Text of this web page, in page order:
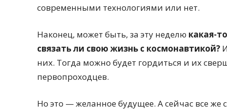
современными технологиями или нет.
Наконец, может быть, за эту неделю какая-
связать ли свою жизнь с космонавтикой?
них. Тогда можно будет гордиться и их
первопроходцев.
Но это — желанное будущее. А сейчас все же